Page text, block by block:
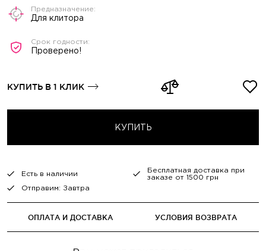
КУПИТЬ
КУПИТЬ В 1 КЛИК
Для клитора
Проверено!
Есть в наличии
Бесплатная доставка при
заказе от 1500 грн
Отправим: Завтра
ОПЛАТА И ДОСТАВКА УСЛОВИЯ ВОЗВРАТА